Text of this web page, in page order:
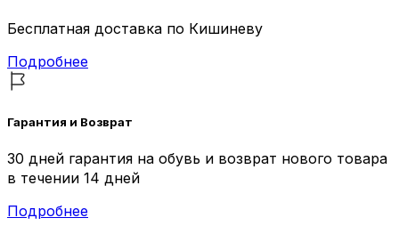
Бесплатная доставка по Кишиневу
Подробнее
Гарантия и Возврат
30 дней гарантия на обувь и возврат нового товара
в течении 14 дней
Подробнее